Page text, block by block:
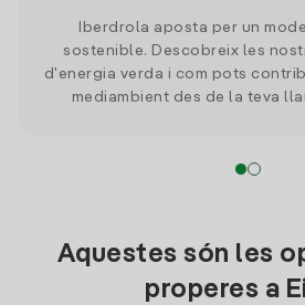
Iberdrola aposta per un
sostenible. Descobreix les
d'energia verda i com pots
mediambient des de la teva
Aquestes són les
properes a